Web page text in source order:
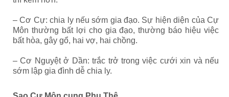
– Cơ Cự: chia ly nếu sớm gia đạo. Sự hiện diện của Cự
Môn thường bất lợi cho gia đạo, thường báo hiệu việc
bất hòa, gây gổ, hai vợ, hai chồng.
– Cơ Nguyệt ở Dần: trắc trở trong việc cưới xin và nếu
sớm lập gia đình dễ chia ly.